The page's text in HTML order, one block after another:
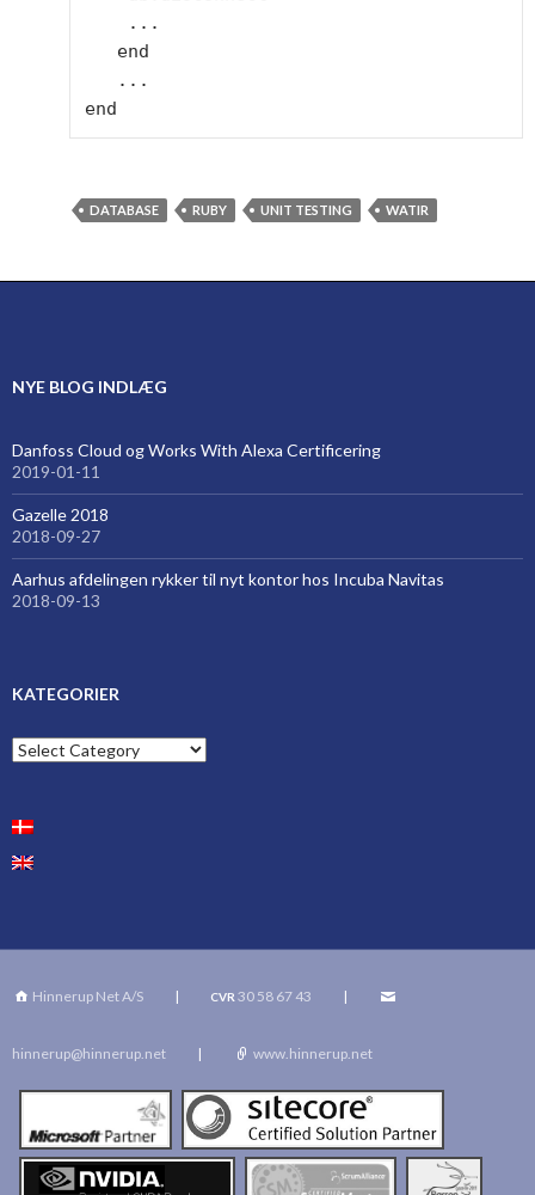
end
DATABASE RUBY UNIT TESTING WATIR
NYE BLOG INDLÆG
Danfoss Cloud og Works With Alexa Certificering
2019-01-11
Gazelle 2018
2018-09-27
Aarhus afdelingen rykker til nyt kontor hos Incuba Navitas
2018-09-13
KATEGORIER
Kategorier
Hinnerup Net A/S | CVR 30 58 67 43 |
hinnerup@hinnerup.net | www.hinnerup.net